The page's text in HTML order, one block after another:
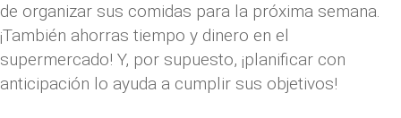
de organizar sus comidas para la próxima semana.
¡También ahorras tiempo y dinero en el
supermercado! Y, por supuesto, ¡planificar con
anticipación lo ayuda a cumplir sus objetivos!